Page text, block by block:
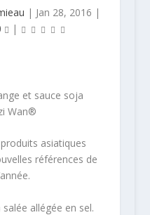
| Jan 28, 2016 |
|
asiatiques
références de
allégée en sel.